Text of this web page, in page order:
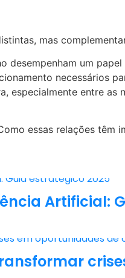
mas
desempenham um
necessários
especialmente entre
essas relações
Artificial: